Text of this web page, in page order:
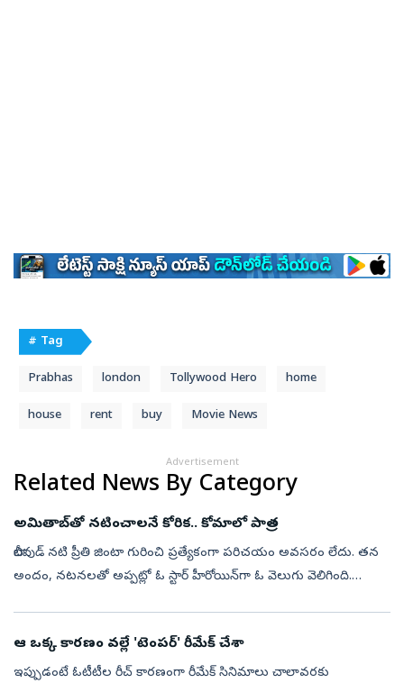
# Tag
Prabhas london Tollywood Hero home
house rent buy Movie News
Advertisement
Related News By Category
అమితాబ్‌తో నటించాలనే కోరిక.. కోమాలో పాత్ర
బాలీవుడ్‌ నటి ప్రీతి జింటా గురించి ప్రత్యేకంగా పరిచయం అవసరం లేదు. తన
అందం, నటనలతో అప్పట్లో ఓ స్టార్‌ హీరోయిన్‌గా ఓ వెలుగు వెలిగింది.
ఆ ఒక్క కారణం వల్లే 'టెంపర్' రీమేక్ చేశా
ఇప్పుడంటే ఓటీటీల రీచ్ కారణంగా రీమేక్ సినిమాలు చాలావరకు